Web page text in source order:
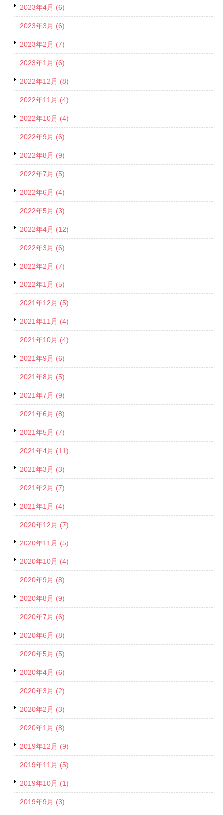
2023年4月 (6)
2023年3月 (6)
2023年2月 (7)
2023年1月 (6)
2022年12月 (8)
2022年11月 (4)
2022年10月 (4)
2022年9月 (6)
2022年8月 (9)
2022年7月 (5)
2022年6月 (4)
2022年5月 (3)
2022年4月 (12)
2022年3月 (6)
2022年2月 (7)
2022年1月 (5)
2021年12月 (5)
2021年11月 (4)
2021年10月 (4)
2021年9月 (6)
2021年8月 (5)
2021年7月 (9)
2021年6月 (8)
2021年5月 (7)
2021年4月 (11)
2021年3月 (3)
2021年2月 (7)
2021年1月 (4)
2020年12月 (7)
2020年11月 (5)
2020年10月 (4)
2020年9月 (8)
2020年8月 (9)
2020年7月 (6)
2020年6月 (8)
2020年5月 (5)
2020年4月 (6)
2020年3月 (2)
2020年2月 (3)
2020年1月 (8)
2019年12月 (9)
2019年11月 (5)
2019年10月 (1)
2019年9月 (3)